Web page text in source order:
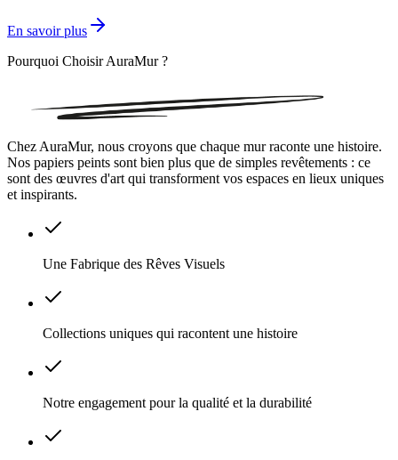
En savoir plus
Pourquoi Choisir AuraMur ?
Chez AuraMur, nous croyons que chaque mur raconte une histoire.
Nos papiers peints sont bien plus que de simples revêtements : ce
sont des œuvres d'art qui transforment vos espaces en lieux uniques
et inspirants.
Une Fabrique des Rêves Visuels
Collections uniques qui racontent une histoire
Notre engagement pour la qualité et la durabilité